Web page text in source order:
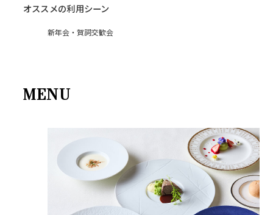
オススメの利用シーン
新年会・賀詞交歓会
MENU